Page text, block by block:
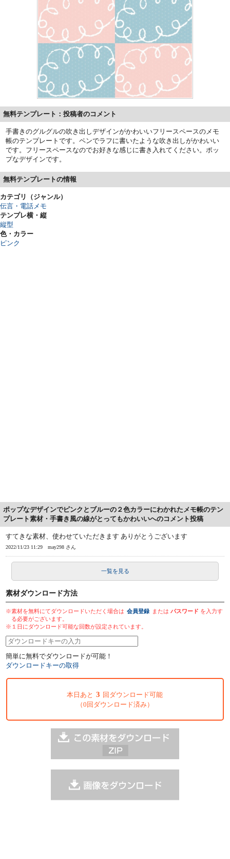
無料テンプレート：投稿者のコメント
手書きのグルグルの吹き出しデザインがかわいいフリースペースのメモ
帳のテンプレートです。ペンでラフに書いたような吹き出しがかわいい
です。フリースペースなのでお好きな感じに書き入れてください。ポッ
プなデザインです。
無料テンプレートの情報
カテゴリ（ジャンル）
伝言・電話メモ
テンプレ横・縦
縦型
色・カラー
ピンク
ポップなデザインでピンクとブルーの２色カラーにわかれたメモ帳のテン
プレート素材・手書き風の線がとってもかわいいへのコメント投稿
すてきな素材、使わせていただきます ありがとうございます
2022/11/23 11:29 may298 さん
一覧を見る
素材ダウンロード方法
※素材を無料にてダウンロードいただく場合は 会員登録 またはパスワード を入力す
る必要がございます。
※１日にダウンロード可能な回数が設定されています。
簡単に無料でダウンロードが可能！
ダウンロードキーの取得
本日あと 3 回ダウンロード可能
（0回ダウンロード済み）